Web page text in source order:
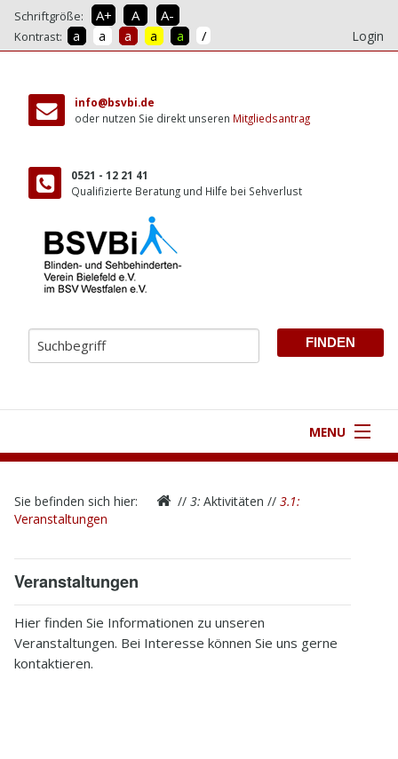
Schriftgröße: A+ A A-
Kontrast: a a a a a / Login
info@bsvbi.de
oder nutzen Sie direkt unseren Mitgliedsantrag
0521 - 12 21 41
Qualifizierte Beratung und Hilfe bei Sehverlust
zum
Inhalt
MENU
2
Verein
3
Aktivitäten
Infothek
Sie befinden sich hier: //3:Aktivitäten //3.1:
Veranstaltungen
Veranstaltungen
Hier finden Sie Informationen zu unseren
Veranstaltungen. Bei Interesse können Sie uns gerne
kontaktieren.